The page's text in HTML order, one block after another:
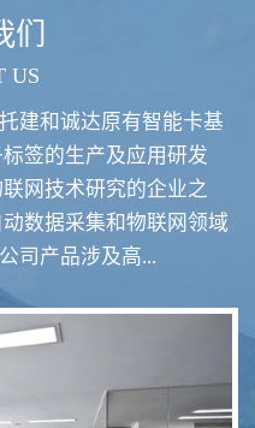
RFID智慧食堂系统
们
US
建和诚达原有智能卡基
签的生产及应用研发
网技术研究的企业之
数据采集和物联网领域
司产品涉及高...